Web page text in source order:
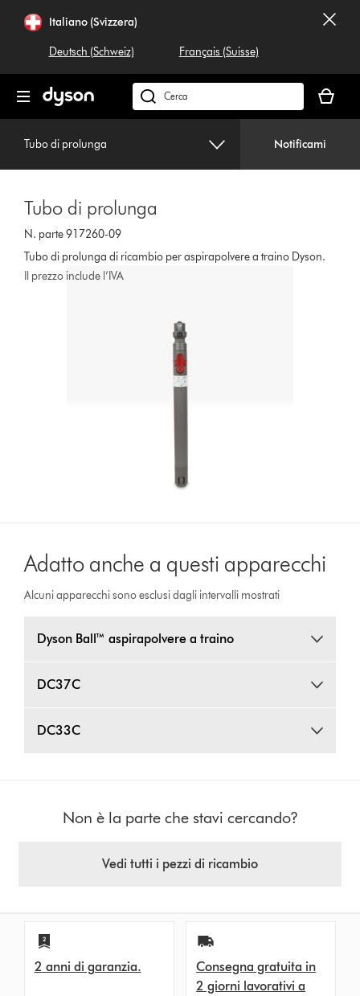
navigazioneItaliano (Svizzera)
Deutsch (Schweiz) Français (Suisse)
Cerca
su
carrello
è
Tubo di prolunga Notificami
Tubo di prolunga
N. parte 917260-09
Tubo di prolunga di ricambio per aspirapolvere a traino Dyson.
Il prezzo include l’IVA
Adatto anche a questi apparecchi
Alcuni apparecchi sono esclusi dagli intervalli mostrati
Dyson Ball™ aspirapolvere a traino
DC37C
DC33C
Non è la parte che stavi cercando?
Vedi tutti i pezzi di ricambio
2 anni di garanzia.
Consegna gratuita in
2 giorni lavorativi a